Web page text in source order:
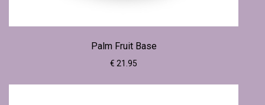
Palm Fruit Base
€ 21.95